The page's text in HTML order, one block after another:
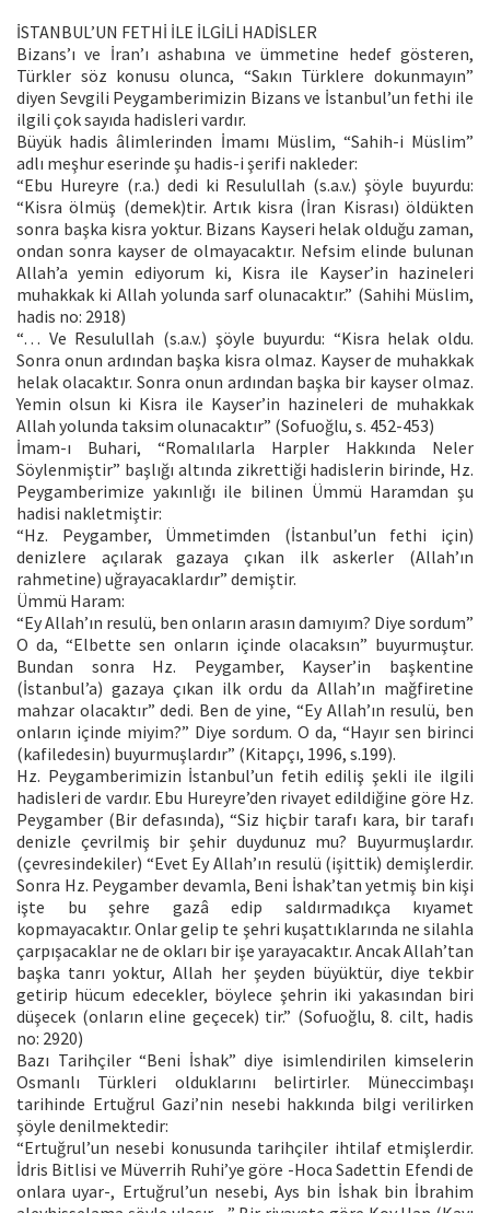
İSTANBUL’UN FETHİ İLE İLGİLİ HADİSLER
Bizans’ı ve İran’ı ashabına ve ümmetine hedef gösteren,
Türkler söz konusu olunca, “Sakın Türklere dokunmayın”
diyen Sevgili Peygamberimizin Bizans ve İstanbul’un fethi ile
ilgili çok sayıda hadisleri vardır.
Büyük hadis âlimlerinden İmamı Müslim, “Sahih-i Müslim”
adlı meşhur eserinde şu hadis-i şerifi nakleder:
“Ebu Hureyre (r.a.) dedi ki Resulullah (s.a.v.) şöyle buyurdu:
“Kisra ölmüş (demek)tir. Artık kisra (İran Kisrası) öldükten
sonra başka kisra yoktur. Bizans Kayseri helak olduğu zaman,
ondan sonra kayser de olmayacaktır. Nefsim elinde bulunan
Allah’a yemin ediyorum ki, Kisra ile Kayser’in hazineleri
muhakkak ki Allah yolunda sarf olunacaktır.” (Sahihi Müslim,
hadis no: 2918)
“… Ve Resulullah (s.a.v.) şöyle buyurdu: “Kisra helak oldu.
Sonra onun ardından başka kisra olmaz. Kayser de muhakkak
helak olacaktır. Sonra onun ardından başka bir kayser olmaz.
Yemin olsun ki Kisra ile Kayser’in hazineleri de muhakkak
Allah yolunda taksim olunacaktır” (Sofuoğlu, s. 452-453)
İmam-ı Buhari, “Romalılarla Harpler Hakkında Neler
Söylenmiştir” başlığı altında zikrettiği hadislerin birinde, Hz.
Peygamberimize yakınlığı ile bilinen Ümmü Haramdan şu
hadisi nakletmiştir:
“Hz. Peygamber, Ümmetimden (İstanbul’un fethi için)
denizlere açılarak gazaya çıkan ilk askerler (Allah’ın
rahmetine) uğrayacaklardır” demiştir.
Ümmü Haram:
“Ey Allah’ın resulü, ben onların arasın damıyım? Diye sordum”
O da, “Elbette sen onların içinde olacaksın” buyurmuştur.
Bundan sonra Hz. Peygamber, Kayser’in başkentine
(İstanbul’a) gazaya çıkan ilk ordu da Allah’ın mağfiretine
mahzar olacaktır” dedi. Ben de yine, “Ey Allah’ın resulü, ben
onların içinde miyim?” Diye sordum. O da, “Hayır sen birinci
(kafiledesin) buyurmuşlardır” (Kitapçı, 1996, s.199).
Hz. Peygamberimizin İstanbul’un fetih ediliş şekli ile ilgili
hadisleri de vardır. Ebu Hureyre’den rivayet edildiğine göre Hz.
Peygamber (Bir defasında), “Siz hiçbir tarafı kara, bir tarafı
denizle çevrilmiş bir şehir duydunuz mu? Buyurmuşlardır.
(çevresindekiler) “Evet Ey Allah’ın resulü (işittik) demişlerdir.
Sonra Hz. Peygamber devamla, Beni İshak’tan yetmiş bin kişi
işte bu şehre gazâ edip saldırmadıkça kıyamet
kopmayacaktır. Onlar gelip te şehri kuşattıklarında ne silahla
çarpışacaklar ne de okları bir işe yarayacaktır. Ancak Allah’tan
başka tanrı yoktur, Allah her şeyden büyüktür, diye tekbir
getirip hücum edecekler, böylece şehrin iki yakasından biri
düşecek (onların eline geçecek) tir.” (Sofuoğlu, 8. cilt, hadis
no: 2920)
Bazı Tarihçiler “Beni İshak” diye isimlendirilen kimselerin
Osmanlı Türkleri olduklarını belirtirler. Müneccimbaşı
tarihinde Ertuğrul Gazi’nin nesebi hakkında bilgi verilirken
şöyle denilmektedir:
“Ertuğrul’un nesebi konusunda tarihçiler ihtilaf etmişlerdir.
İdris Bitlisi ve Müverrih Ruhi’ye göre -Hoca Sadettin Efendi de
onlara uyar-, Ertuğrul’un nesebi, Ays bin İshak bin İbrahim